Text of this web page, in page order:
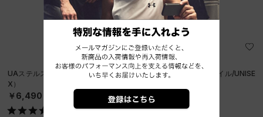
UAステルスフォーム アンクラッシャブル キャップ（ライフスタイル/UNISE
X）
￥6,490